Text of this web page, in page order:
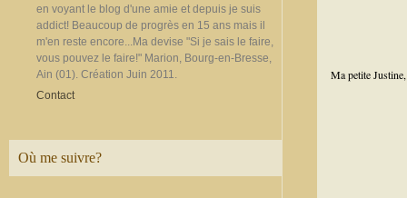
en voyant le blog d'une amie et depuis je suis
addict! Beaucoup de progrès en 15 ans mais il
m'en reste encore...Ma devise "Si je sais le faire,
vous pouvez le faire!" Marion, Bourg-en-Bresse,
Ain (01). Création Juin 2011.
Contact
Où me suivre?
Ma petite